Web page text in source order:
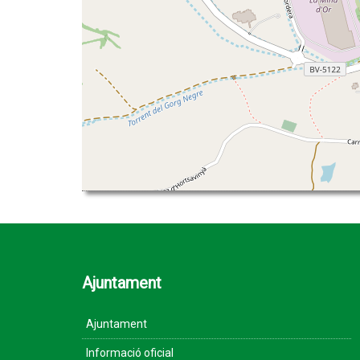
Ajuntament
Ajuntament
Informació oficial